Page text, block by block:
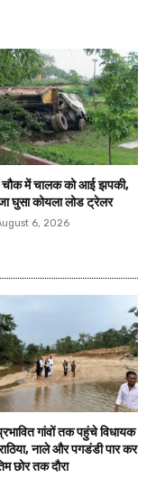
चौक में चालक को आई झपकी,
घुसा कोयला लोड ट्रेलर
6, 2026
गांवों तक पहुंचे विधायक
नाले और पगडंडी पार कर
छोर तक दौरा